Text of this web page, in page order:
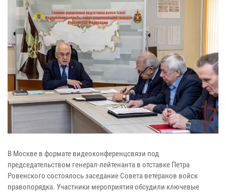
В Москве в формате видеоконференцсвязи под
председательством генерал-лейтенанта в отставке Петра
Ровенского состоялось заседание Совета ветеранов войск
правопорядка. Участники мероприятия обсудили ключевые